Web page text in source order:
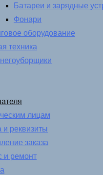
Батареи и зарядные
Фонари
оборудование
техника
лицам
и реквизиты
заказа
и ремонт